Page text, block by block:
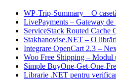
WP-Trip-Summary – O
LivePayments – Gateway
ServiceStack Routed Cache
Stakhanovise.NET – O
Integrare OpenCart 2.3 –
Woo Free Shipping – Modul
Simple BuyOne-Get-One-
Librarie .NET pentru